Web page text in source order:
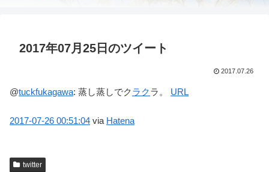
2017年07月25日のツイート
2017.07.26
@tuckfukagawa: 蒸し蒸しでクラクラ。 URL
2017-07-26 00:51:04 via Hatena
twitter